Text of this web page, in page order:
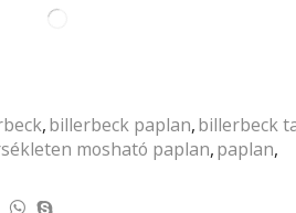
,billerbeck paplan,billerbeck
mosható paplan,paplan,